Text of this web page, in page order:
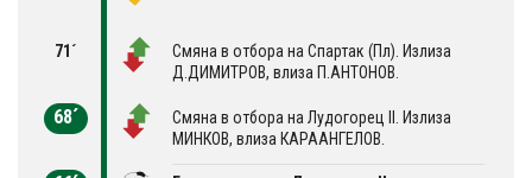
71´
Смяна в отбора на Спартак (Пл). Излиза
Д.ДИМИТРОВ, влиза П.АНТОНОВ.
68´
Смяна в отбора на Лудогорец II. Излиза
МИНКОВ, влиза КАРААНГЕЛОВ.